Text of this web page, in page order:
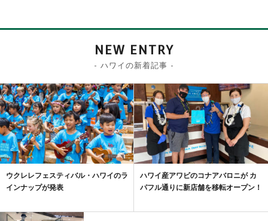
NEW ENTRY
- ハワイの新着記事 -
ウクレレフェスティバル・ハワイのラ
インナップが発表
ハワイ産アワビのコナアバロニが カ
パフル通りに新店舗を移転オープン！